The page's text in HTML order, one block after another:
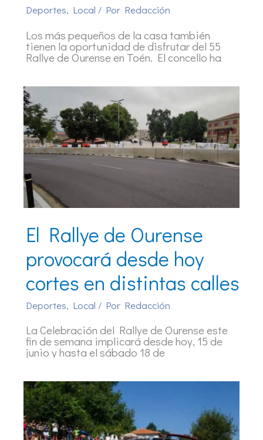
Deportes, Local / Por Redacción
Los más pequeños de la casa también
tienen la oportunidad de disfrutar del 55
Rallye de Ourense en Toén. El concello ha
El Rallye de Ourense
provocará desde hoy
cortes en distintas calles
Deportes, Local / Por Redacción
La Celebración del Rallye de Ourense este
fin de semana implicará desde hoy, 15 de
junio y hasta el sábado 18 de